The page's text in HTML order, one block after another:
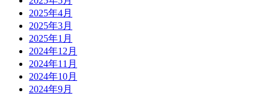
2025年4月
2025年3月
2025年1月
2024年12月
2024年11月
2024年10月
2024年9月